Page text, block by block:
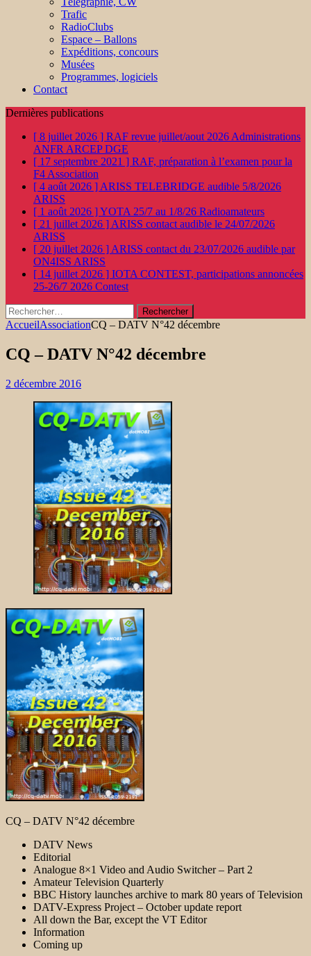
Trafic
RadioClubs
Espace – Ballons
Expéditions, concours
Musées
Programmes, logiciels
Contact
Dernières publications
[ 8 juillet 2026 ] RAF revue juillet/aout 2026 Administrations
ANFR ARCEP DGE
[ 17 septembre 2021 ] RAF, préparation à l’examen pour la
F4 Association
[ 4 août 2026 ] ARISS TELEBRIDGE audible 5/8/2026
ARISS
[ 1 août 2026 ]YOTA 25/7 au 1/8/26 Radioamateurs
[ 21 juillet 2026 ] ARISS contact audible le 24/07/2026
ARISS
[ 20 juillet 2026 ] ARISS contact du 23/07/2026 audible par
ON4ISS ARISS
[ 14 juillet 2026 ] IOTA CONTEST, participations annoncées
25-26/7 2026 Contest
Rechercher :
AccueilAssociationCQ – DATV N°42 décembre
CQ – DATV N°42 décembre
2 décembre 2016
CQ – DATV N°42 décembre
DATV News
Editorial
Analogue 8×1 Video and Audio Switcher – Part 2
Amateur Television Quarterly
BBC History launches archive to mark 80 years of Television
DATV-Express Project – October update report
All down the Bar, except the VT Editor
Information
Coming up